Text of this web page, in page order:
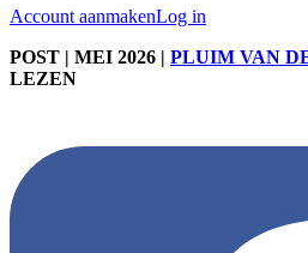
Account aanmakenLog in
POST | MEI 2026 | PLUIM VAN
LEZEN